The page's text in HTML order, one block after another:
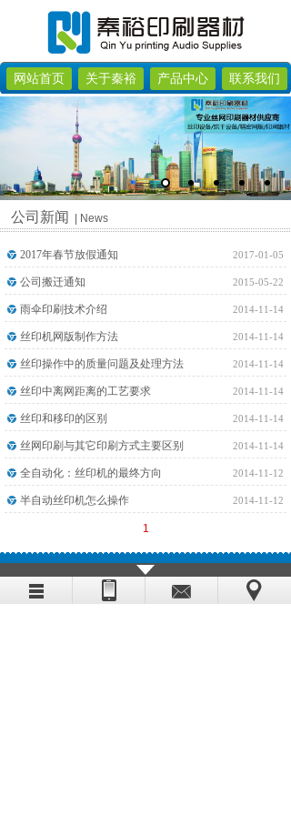
网站首页 关于秦裕 产品中心 联系我们
公司新闻 | News
2017年春节放假通知 2017-01-05
公司搬迁通知 2015-05-22
雨伞印刷技术介绍 2014-11-14
丝印机网版制作方法 2014-11-14
丝印操作中的质量问题及处理方法 2014-11-14
丝印中离网距离的工艺要求 2014-11-14
丝印和移印的区别 2014-11-14
丝网印刷与其它印刷方式主要区别 2014-11-14
全自动化：丝印机的最终方向 2014-11-12
半自动丝印机怎么操作 2014-11-12
1